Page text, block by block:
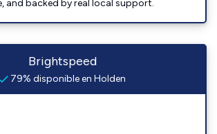
and backed by real local support.
Brightspeed
79% disponible en Holden